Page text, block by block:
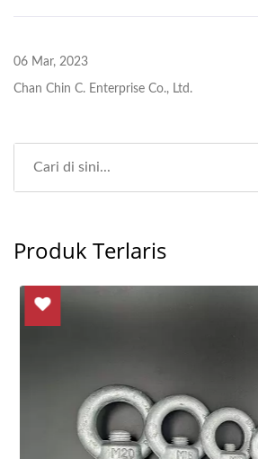
06 Mar, 2023
Chan Chin C. Enterprise Co., Ltd.
Produk Terlaris